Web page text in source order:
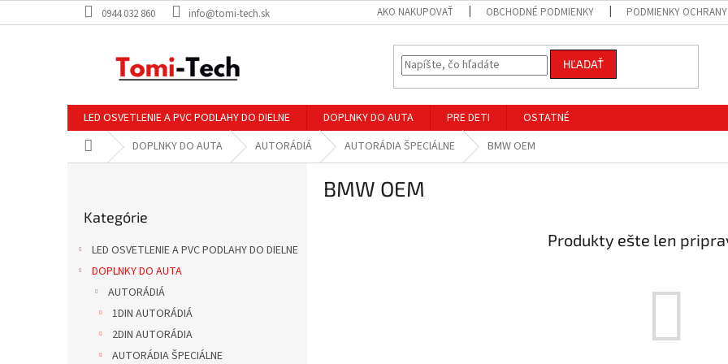
na
0944 032 860 info@tomi-tech.sk AKO NAKUPOVAŤ OBCHODNÉ PODMIENKY PODMIENKY OCHRANY
HĽADAŤ
LED OSVETLENIE A PVC PODLAHY DO DIELNE DOPLNKY DO AUTA PRE DETI
OSTATNÉ
DomovDOPLNKY DO AUTA AUTORÁDIÁ AUTORÁDIA ŠPECIÁLNE BMW OEM
kategórie
Kategórie
LED OSVETLENIE A PVC PODLAHY DO DIELNE
DOPLNKY DO AUTA
AUTORÁDIÁ
1DIN AUTORÁDIÁ
2DIN AUTORÁDIA
AUTORÁDIA ŠPECIÁLNE
BMW OEM
Produkty ešte len